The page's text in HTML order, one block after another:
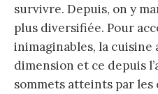
survivre. Depuis, on y
plus diversifiée. Pour
inimaginables, la cuisine
dimension et ce depuis
sommets atteints par